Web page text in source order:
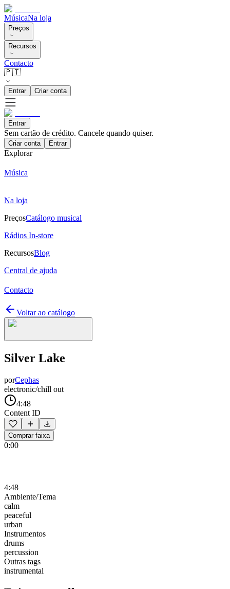
MúsicaNa loja
Preços
Recursos
Contacto
🇵🇹
Entrar Criar conta
Entrar
Sem cartão de crédito. Cancele quando quiser.
Criar conta Entrar
Explorar
Música
Na loja
PreçosCatálogo musical
Rádios In-store
RecursosBlog
Central de ajuda
Contacto
Voltar ao catálogo
Silver Lake
porCephas
electronic/chill out
4:48
Content ID
Comprar faixa
0:00
4:48
Ambiente/Tema
calm
peaceful
urban
Instrumentos
drums
percussion
Outras tags
instrumental